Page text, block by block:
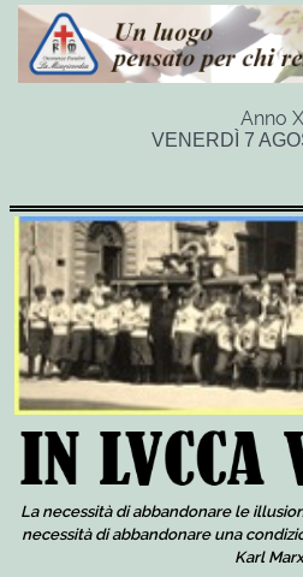
Anno
VENERDÌ 7
La necessità di abbandonare le
necessità di abbandonare una
Karl Marx